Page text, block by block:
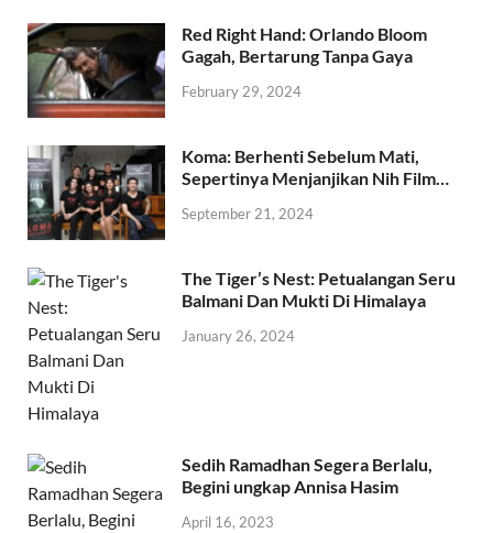
Red Right Hand: Orlando Bloom
Gagah, Bertarung Tanpa Gaya
February 29, 2024
Koma: Berhenti Sebelum Mati,
Sepertinya Menjanjikan Nih Film…
September 21, 2024
The Tiger’s Nest: Petualangan Seru
Balmani Dan Mukti Di Himalaya
January 26, 2024
Sedih Ramadhan Segera Berlalu,
Begini ungkap Annisa Hasim
April 16, 2023